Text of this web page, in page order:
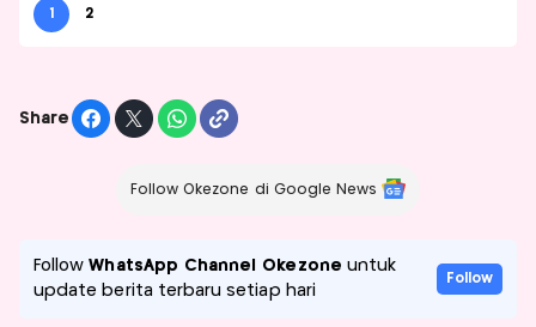
1 2
Share
Follow Okezone di Google News
FollowWhatsApp Channel Okezone untuk
update berita terbaru setiap hari
Follow